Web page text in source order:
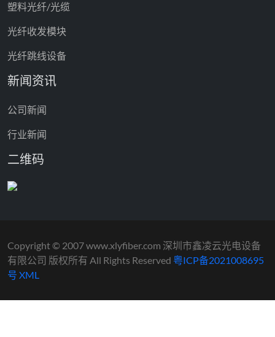
塑料光纤/光缆
光纤收发模块
光纤跳线设备
新闻资讯
公司新闻
行业新闻
二维码
Copyright © 2007 www.xlyfiber.com 深圳市鑫凌云光电设备
有限公司 版权所有 All Rights Reserved 粤ICP备2021008695
号 XML